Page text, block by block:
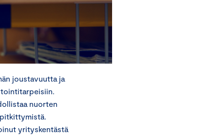
joustavuutta ja
nuorten
yrityskentästä